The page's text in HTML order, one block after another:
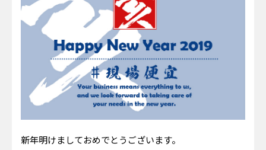
新年明けましておめでとうございます。